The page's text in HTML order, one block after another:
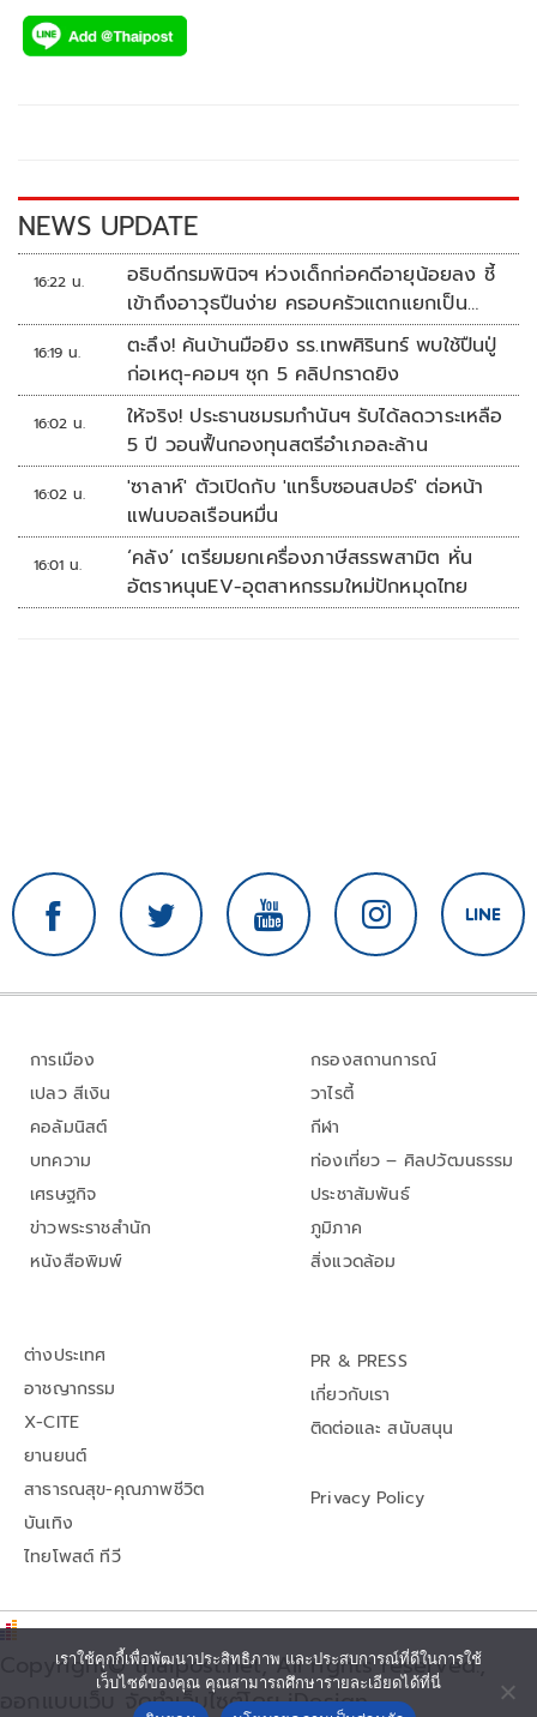
ac
e
k
wi
tt
o
p
k
NEWS UPDATE
16:22 น.
อธิบดีกรมพินิจฯ ห่วงเด็กก่อคดีอายุน้อยลง ชี้
เข้าถึงอาวุธปืนง่าย ครอบครัวแตกแยกเป็น
ชนวนสำคัญ
16:19 น.
ตะลึง! ค้นบ้านมือยิง รร.เทพศิรินทร์ พบใช้ปืนปู่
ก่อเหตุ-คอมฯ ซุก 5 คลิปกราดยิง
16:02 น.
ให้จริง! ประธานชมรมกำนันฯ รับได้ลดวาระเหลือ
5 ปี วอนฟื้นกองทุนสตรีอำเภอละล้าน
16:02 น.
'ซาลาห์' ตัวเปิดกับ 'แทร็บซอนสปอร์' ต่อหน้า
แฟนบอลเรือนหมื่น
16:01 น.
‘คลัง’ เตรียมยกเครื่องภาษีสรรพสามิต หั่น
อัตราหนุนEV-อุตสาหกรรมใหม่ปักหมุดไทย
การเมือง
เปลว สีเงิน
คอลัมนิสต์
บทความ
เศรษฐกิจ
ข่าวพระราชสำนัก
หนังสือพิมพ์
กรองสถานการณ์
วาไรตี้
กีฬา
ท่องเที่ยว – ศิลปวัฒนธรรม
ประชาสัมพันธ์
ภูมิภาค
สิ่งแวดล้อม
ต่างประเทศ
อาชญากรรม
X-CITE
ยานยนต์
สาธารณสุข-คุณภาพชีวิต
บันเทิง
ไทยโพสต์ ทีวี
PR & PRESS
เกี่ยวกับเรา
ติดต่อและ สนับสนุน
Privacy Policy
Copyright© thaipost.net, All rights reserved.,
ออกแบบเว็บ จัดทำเว็บไซต์โดย iDesign
เราใช้คุกกี้เพื่อพัฒนาประสิทธิภาพ และประสบการณ์ที่ดีในการใช้
เว็บไซต์ของคุณ คุณสามารถศึกษารายละเอียดได้ที่นี่